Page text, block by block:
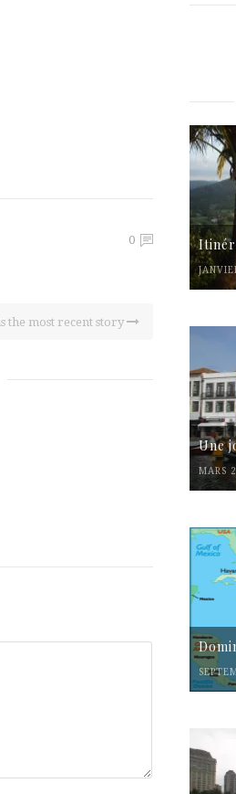
0
the most recent story
Une
MARS